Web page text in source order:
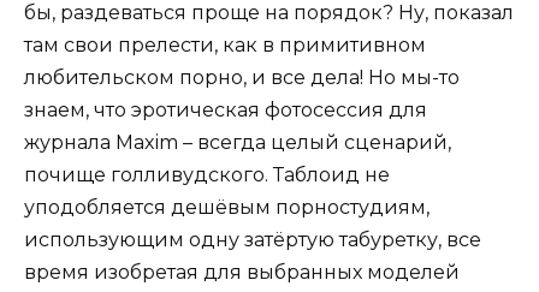
бы, раздеваться проще на порядок? Ну, показал
там свои прелести, как в примитивном
любительском порно, и все дела! Но мы-то
знаем, что эротическая фотосессия для
журнала Maxim – всегда целый сценарий,
почище голливудского. Таблоид не
уподобляется дешёвым порностудиям,
использующим одну затёртую табуретку, все
время изобретая для выбранных моделей